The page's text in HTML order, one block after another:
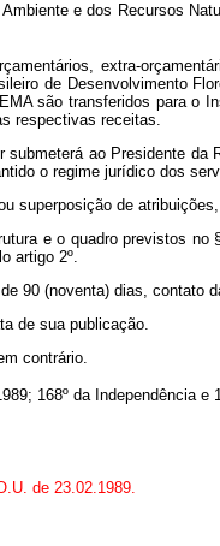
e dos Recursos
extra-
de Desenvolvimento
são transferidos para o
respectivas receitas.
submeterá ao Presidente
o regime jurídico dos
superposição de
e o quadro previstos
artigo 2º.
90 (noventa) dias, contato
de sua publicação.
contrário.
168º da Independência e
de 23.02.1989.